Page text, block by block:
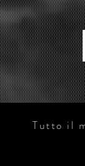
Tutto il